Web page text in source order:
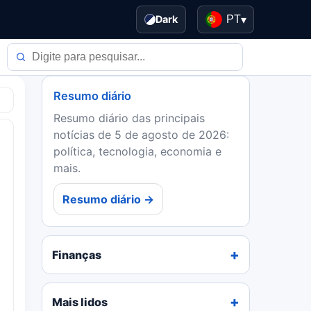
Dark PT▾
Resumo diário
Resumo diário das principais
notícias de 5 de agosto de 2026:
política, tecnologia, economia e
mais.
Resumo diário →
Finanças
Mais lidos